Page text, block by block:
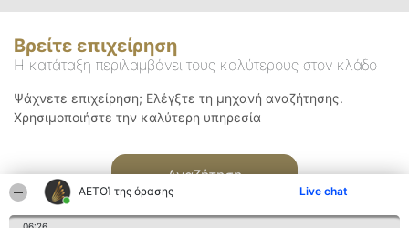
ΑΕΤΟΊ της όρασης Live chat
Βρείτε επιχείρηση
Η κατάταξη περιλαμβάνει τους καλύτερους στον κλάδο
Ψάχνετε επιχείρηση; Ελέγξτε τη μηχανή αναζήτησης.
Χρησιμοποιήστε την καλύτερη υπηρεσία
Αναζήτηση